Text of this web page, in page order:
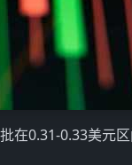
在0.31-0.33美元